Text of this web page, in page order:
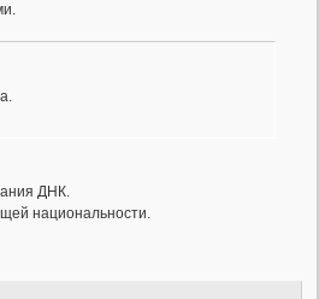
ДНК.
национальности.